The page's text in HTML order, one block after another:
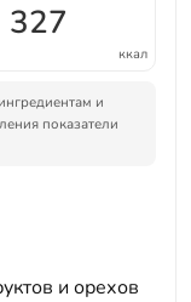
327
ккал
и
показатели
и орехов